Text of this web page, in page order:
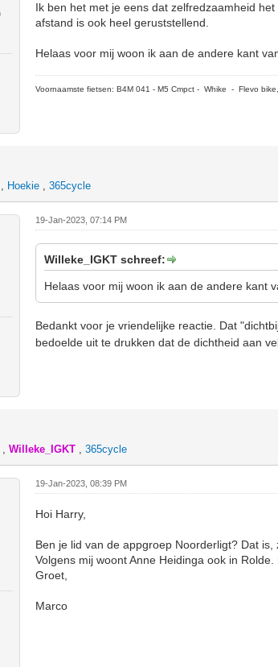
Ik ben het met je eens dat zelfredzaamheid
afstand is ook heel geruststellend.
Helaas voor mij woon ik aan de andere kant
Voornaamste fietsen: B4M 041 - M5 Cmpct - Whike - Flevo
, Hoekie ,365cycle
19-Jan-2023, 07:14 PM
Willeke_IGKT schreef:
Helaas voor mij woon ik aan de andere kant
Bedankt voor je vriendelijke reactie. Dat
bedoelde uit te drukken dat de dichtheid aan
,Willeke_IGKT ,365cycle
19-Jan-2023, 08:39 PM
Hoi Harry,
Ben je lid van de appgroep Noorderligt? Dat
Volgens mij woont Anne Heidinga ook in Rolde.
Groet,
Marco